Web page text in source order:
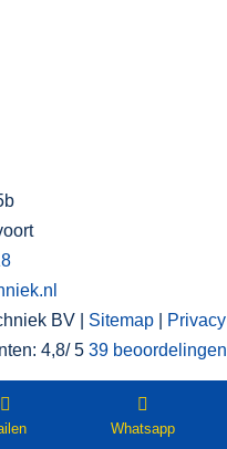
BV | Sitemap Privacy
4,8/5 39 beoordelingen
Whatsapp